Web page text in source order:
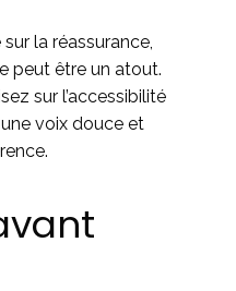
la réassurance,
peut être un atout.
sur l’accessibilité
voix douce et